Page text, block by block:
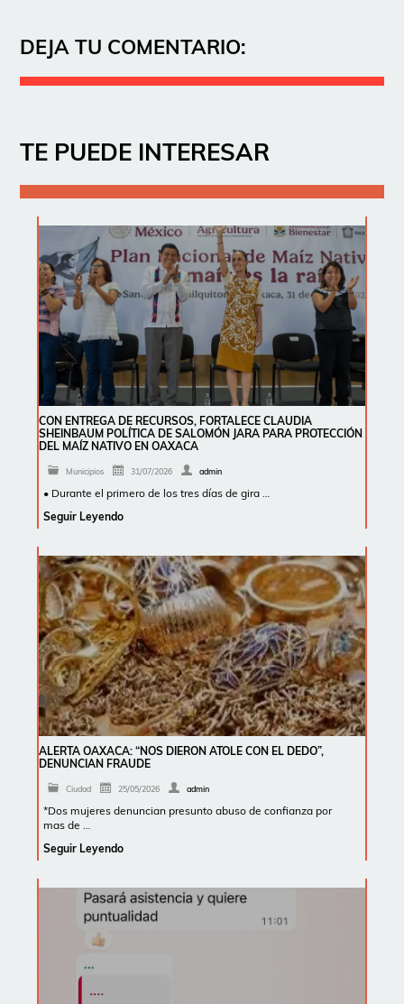
DEJA TU COMENTARIO:
TE PUEDE INTERESAR
CON ENTREGA DE RECURSOS, FORTALECE CLAUDIA
SHEINBAUM POLÍTICA DE SALOMÓN JARA PARA PROTECCIÓN
DEL MAÍZ NATIVO EN OAXACA
Municipios 31/07/2026 admin
• Durante el primero de los tres días de gira …
Seguir Leyendo
ALERTA OAXACA: “NOS DIERON ATOLE CON EL DEDO”,
DENUNCIAN FRAUDE
Ciudad 25/05/2026 admin
*Dos mujeres denuncian presunto abuso de confianza por
mas de …
Seguir Leyendo